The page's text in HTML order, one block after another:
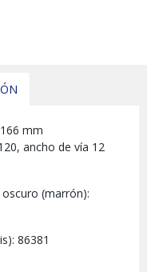
mm
ancho de vía 12
(marrón):
86381